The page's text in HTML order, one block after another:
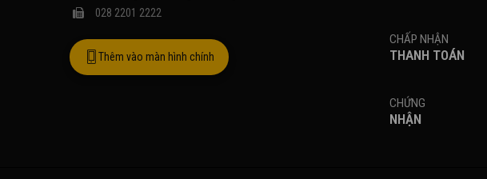
028 2201 2222
Thêm vào màn hình chính
CHẤP NHẬN
THANH TOÁN
CHỨNG
NHẬN